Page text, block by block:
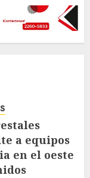
a equipos
en el oeste